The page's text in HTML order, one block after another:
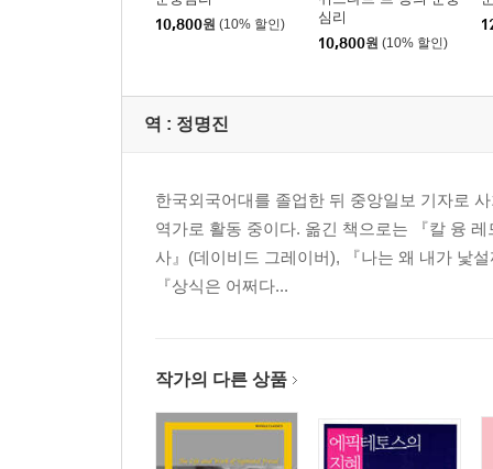
10,800원 (10% 할인)
심리
10,800원 (10% 할인)
역 : 정명진
한국외국어대를 졸업한 뒤 중앙일보 기자로
역가로 활동 중이다. 옮긴 책으로는 『칼 융
사』(데이비드 그레이버), 『나는 왜 내가 낯
『상식은 어쩌다...
작가의 다른 상품